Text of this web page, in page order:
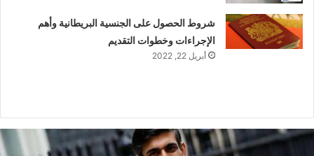
شروط الحصول على الجنسية البريطانية وأهم
الإجراءات وخطوات التقديم
أبريل 22, 2022